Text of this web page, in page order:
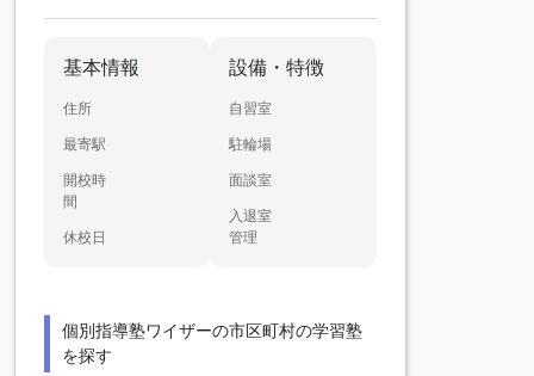
基本情報
住所
最寄駅
開校時
間
休校日
設備・特徴
自習室
駐輪場
面談室
入退室
管理
個別指導塾ワイザーの市区町村の学習塾
を探す